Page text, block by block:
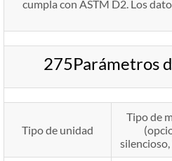
cumpla con ASTM D2. Los
275Parámetros
Tipo de unidad
Tipo de